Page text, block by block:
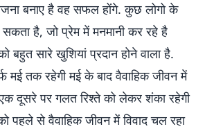
बनाए है वह सफल होंगे. कुछ लोगो के
है, जो प्रेम में मनमानी कर रहे है
बहुत सारे खुशियां प्रदान होने वाला है.
मई तक रहेगी मई के बाद वैवाहिक जीवन में
दूसरे पर गलत रिश्ते को लेकर शंका रहेगी
पहले से वैवाहिक जीवन में विवाद चल रहा